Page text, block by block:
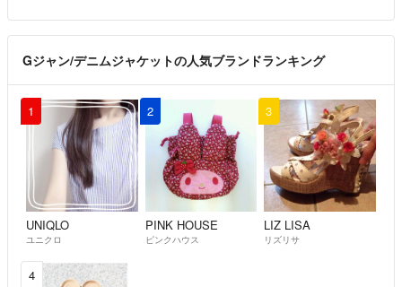
Gジャン/デニムジャケットの人気ブランドランキング
1
UNIQLO
ユニクロ
2
PINK HOUSE
ピンクハウス
3
LIZ LISA
リズリサ
4